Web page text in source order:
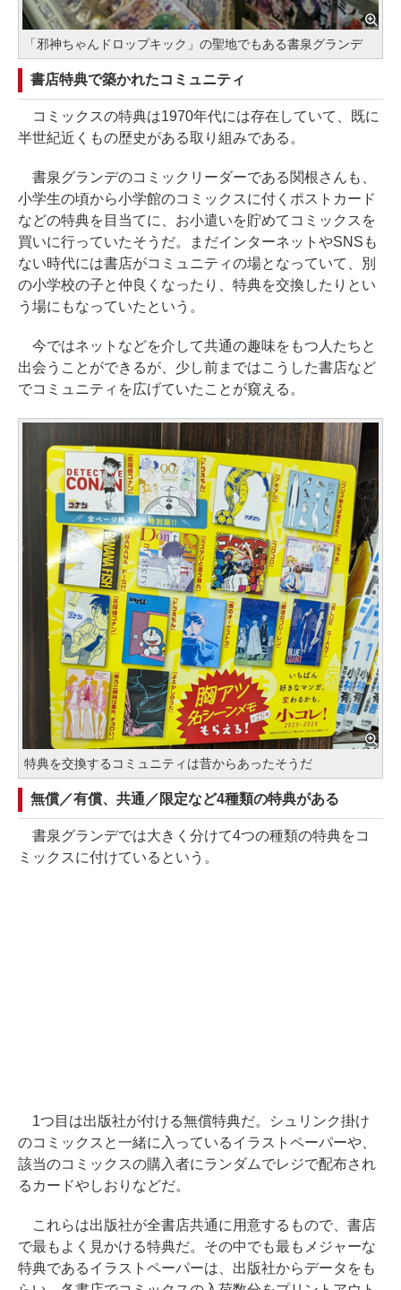
「邪神ちゃんドロップキック」の聖地でもある書泉グランデ
書店特典で築かれたコミュニティ
コミックスの特典は1970年代には存在していて、既に
半世紀近くもの歴史がある取り組みである。
書泉グランデのコミックリーダーである関根さんも、
小学生の頃から小学館のコミックスに付くポストカード
などの特典を目当てに、お小遣いを貯めてコミックスを
買いに行っていたそうだ。まだインターネットやSNSも
ない時代には書店がコミュニティの場となっていて、別
の小学校の子と仲良くなったり、特典を交換したりとい
う場にもなっていたという。
今ではネットなどを介して共通の趣味をもつ人たちと
出会うことができるが、少し前まではこうした書店など
でコミュニティを広げていたことが窺える。
特典を交換するコミュニティは昔からあったそうだ
無償／有償、共通／限定など4種類の特典がある
書泉グランデでは大きく分けて4つの種類の特典をコ
ミックスに付けているという。
1つ目は出版社が付ける無償特典だ。シュリンク掛け
のコミックスと一緒に入っているイラストペーパーや、
該当のコミックスの購入者にランダムでレジで配布され
るカードやしおりなどだ。
これらは出版社が全書店共通に用意するもので、書店
で最もよく見かける特典だ。その中でも最もメジャーな
特典であるイラストペーパーは、出版社からデータをも